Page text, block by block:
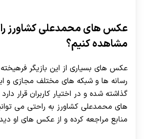
عکس های محمدعلی کشاورز را
مشاهده کنیم؟
عکس های بسیاری از این بازیگر
رسانه‌ ها و شبکه‌ های مختلف مجازی و
گذاشته شده و در اختیار کاربران قرار
های محمدعلی کشاورز به راحتی می
منابع مراجعه کرده و از عکس های او